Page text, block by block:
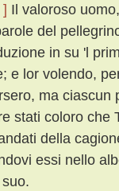
Il valoroso
del
in su 'l
e lor volendo,
ma ciascun
stati coloro che
della
essi nello